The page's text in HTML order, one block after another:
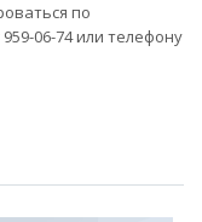
по
959-06-74 или телефону